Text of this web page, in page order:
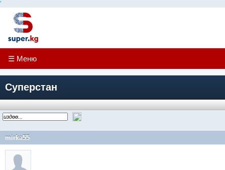
'
☰ Меню
Суперстан
mirka55